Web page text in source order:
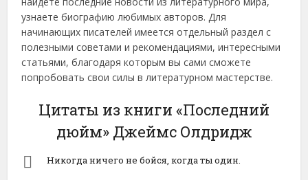
узнаете биографию любимых авторов. Для
начинающих писателей имеется отдельный раздел с
полезными советами и рекомендациями, интересными
статьями, благодаря которым вы сами сможете
попробовать свои силы в литературном мастерстве.
Цитаты из книги «Последний
дюйм» Джеймс Олдридж
Никогда ничего не бойся, когда ты один.